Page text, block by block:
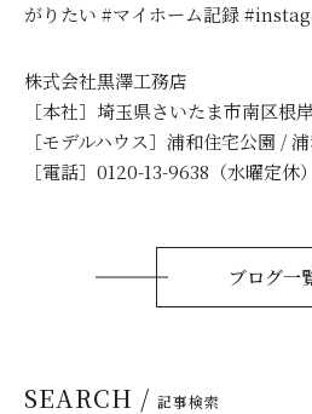
がりたい #マイホーム記録
株式会社黒澤工務店
［本社］埼玉県さいたま市南区根
［モデルハウス］浦和住宅公園 /
［電話］0120-13-9638（水曜定休）
ブログ一
SEARCH / 記事検索